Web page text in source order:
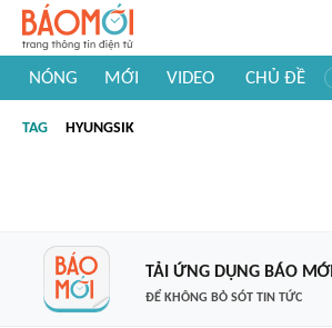
NÓNG MỚI VIDEO CHỦ ĐỀ
#Khám phá thế giới
TAG HYUNGSIK
TẢI ỨNG DỤNG BÁO MỚI
ĐỂ KHÔNG BỎ SÓT TIN TỨC